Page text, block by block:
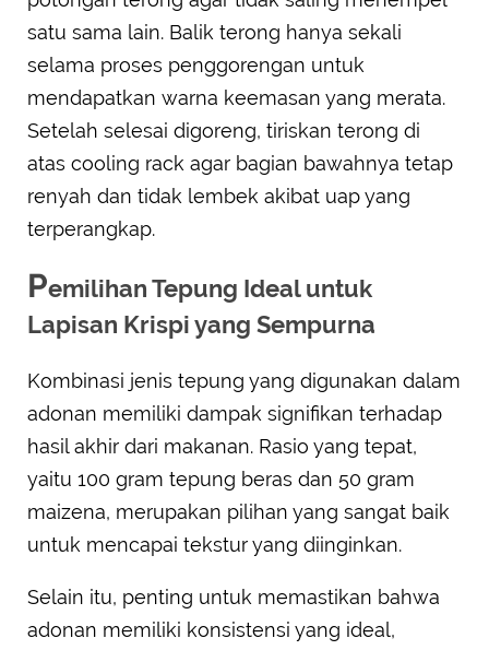
satu sama lain. Balik terong hanya sekali
selama proses penggorengan untuk
mendapatkan warna keemasan yang merata.
Setelah selesai digoreng, tiriskan terong di
atas cooling rack agar bagian bawahnya tetap
renyah dan tidak lembek akibat uap yang
terperangkap.
Pemilihan Tepung Ideal untuk
Lapisan Krispi yang Sempurna
Kombinasi jenis tepung yang digunakan dalam
adonan memiliki dampak signifikan terhadap
hasil akhir dari makanan. Rasio yang tepat,
yaitu 100 gram tepung beras dan 50 gram
maizena, merupakan pilihan yang sangat baik
untuk mencapai tekstur yang diinginkan.
Selain itu, penting untuk memastikan bahwa
adonan memiliki konsistensi yang ideal,